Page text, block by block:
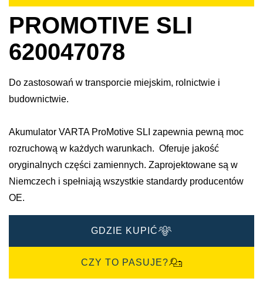
PROMOTIVE SLI
620047078
Do zastosowań w transporcie miejskim, rolnictwie i
budownictwie.
Akumulator VARTA ProMotive SLI zapewnia pewną moc
rozruchową w każdych warunkach. Oferuje jakość
oryginalnych części zamiennych. Zaprojektowane są w
Niemczech i spełniają wszystkie standardy producentów
OE.
GDZIE KUPIĆ
CZY TO PASUJE?